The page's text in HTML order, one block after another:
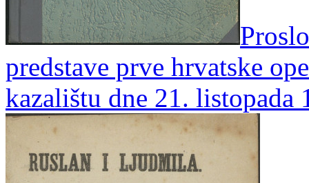
predstave prve hrvatske
kazalištu dne 21. listopada